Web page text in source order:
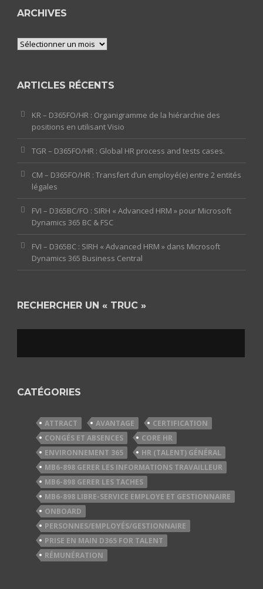
ARCHIVES
Archives
ARTICLES RÉCENTS
KR – D365FO/HR : Organigramme de la hiérarchie des
positions en utilisant Visio
TGR – D365FO/HR : Global HR process and tests cases.
CM – D365FO/HR : Transfert d’un employé(e) entre 2 entités
légales
FVI – D365BC/FO : SIRH « Advanced HRM » pour Microsoft
Dynamics 365 BC & FSC
FVI – D365BC : SIRH « Advanced HRM » dans Microsoft
Dynamics 365 Business Central
RECHERCHER UN « TRUC »
CATÉGORIES
ATTRACT AVANTAGE
CERTIFICATION
CONGÉS ET ABSENCES
CORE HR
ENVIRONNEMENT 365
HR (TALENT) GÉNÉRAL
MB6-898 GERER LES INFORMATIONS TRAVAILLEUR
MB6-898 GERER LES TACHES
MB6-898 LIBRE-SERVICE EMPLOYE ET GESTIONNAIRE
ONBOARD
PERSONNES/EMPLOYÉS/GESTIONNAIRE
PRISE EN MAIN D365 FOR TALENT
RÉMUNÉRATION